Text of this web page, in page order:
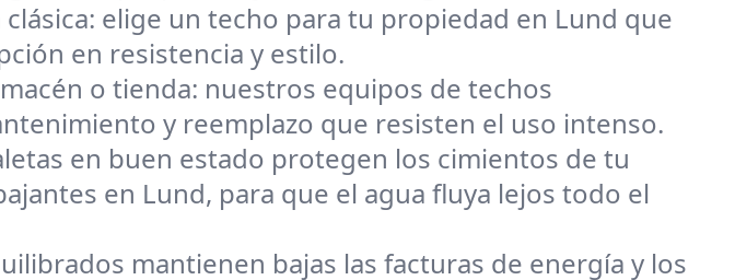
elige un techo para tu propiedad en Lund que
en resistencia y estilo.
o tienda: nuestros equipos de techos
y reemplazo que resisten el uso intenso.
en buen estado protegen los cimientos de tu
en Lund, para que el agua fluya lejos todo el
mantienen bajas las facturas de energía y los